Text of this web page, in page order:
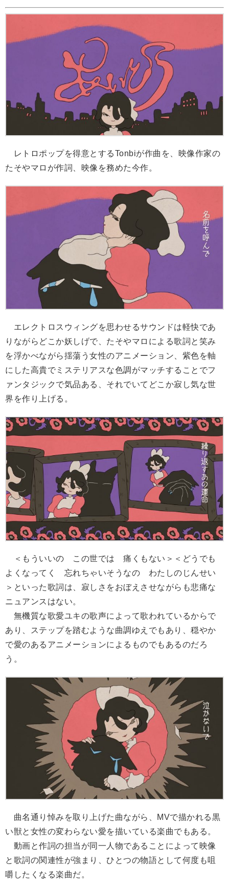
レトロポップを得意とするTonbiが作曲を、映像作家の
たそやマロが作詞、映像を務めた今作。
エレクトロスウィングを思わせるサウンドは軽快であ
りながらどこか妖しげで、たそやマロによる歌詞と笑み
を浮かべながら揺蕩う女性のアニメーション、紫色を軸
にした高貴でミステリアスな色調がマッチすることでフ
ァンタジックで気品ある、それでいてどこか寂し気な世
界を作り上げる。
＜もういいの この世では 痛くもない＞＜どうでも
よくなってく 忘れちゃいそうなの わたしのじんせい
＞といった歌詞は、寂しさをおぼえさせながらも悲痛な
ニュアンスはない。
無機質な歌愛ユキの歌声によって歌われているからで
あり、ステップを踏むような曲調ゆえでもあり、穏やか
で愛のあるアニメーションによるものでもあるのだろ
う。
曲名通り悼みを取り上げた曲ながら、MVで描かれる黒
い獣と女性の変わらない愛を描いている楽曲でもある。
動画と作詞の担当が同一人物であることによって映像
と歌詞の関連性が強まり、ひとつの物語として何度も咀
嚼したくなる楽曲だ。